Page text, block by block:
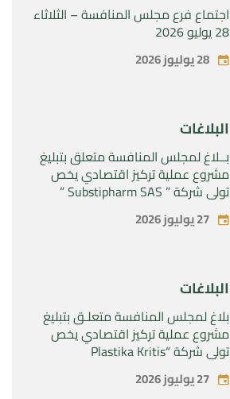
اجتماع فرع مجلس المنافسة – الثلاثاء
28 يوليو 2026
28 يوليوز 2026
البلاغات
بــلاغ لمجلس المنافسة متعلق بتبليغ
مشروع عملية تركيز اقتصادي يخص
تولي شركة ” Substipharm SAS ”
المراقبة الحصرية للأصول والحقوق
المتعلقة بالمنتجين الصيدلانيين”
27 يوليوز 2026
البلاغات
بلاغ لمجلس المنافسة متعلـق بتبليغ
مشروع عملية تركيز اقتصادي يخص
تولي شركة “Plastika Kritis
SA”المراقبة الحصرية لشركة
“Naturplas Industrial SARL” 27 يوليوز 2026